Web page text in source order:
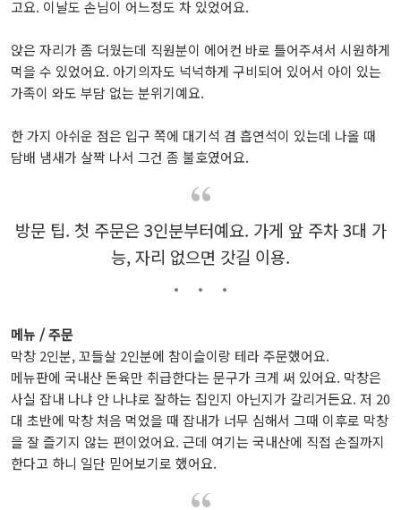
고요. 이날도 손님이 어느정도 차 있었어요.
앉은 자리가 좀 더웠는데 직원분이 에어컨 바로 틀어주셔서 시원하게
먹을 수 있었어요. 아기의자도 넉넉하게 구비되어 있어서 아이 있는
가족이 와도 부담 없는 분위기예요.
한 가지 아쉬운 점은 입구 쪽에 대기석 겸 흡연석이 있는데 나올 때
담배 냄새가 살짝 나서 그건 좀 불호였어요.
방문 팁. 첫 주문은 3인분부터예요. 가게 앞 주차 3대 가
능, 자리 없으면 갓길 이용.
메뉴 / 주문
막창 2인분, 꼬들살 2인분에 참이슬이랑 테라 주문했어요.
메뉴판에 국내산 돈육만 취급한다는 문구가 크게 써 있어요. 막창은
사실 잡내 나냐 안 나냐로 잘하는 집인지 아닌지가 갈리거든요. 저 20
대 초반에 막창 처음 먹었을 때 잡내가 너무 심해서 그때 이후로 막창
을 잘 즐기지 않는 편이었어요. 근데 여기는 국내산에 직접 손질까지
한다고 하니 일단 믿어보기로 했어요.